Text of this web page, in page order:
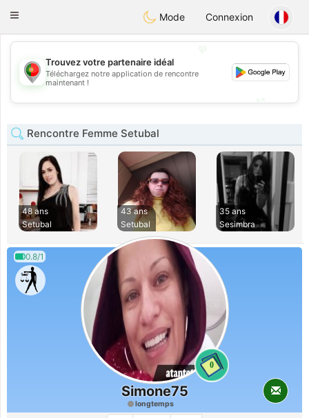
namoro Portugues
Toggle
Mode Connexion
💖
💕
Trouvez votre partenaire idéal
Téléchargez notre application de rencontre
maintenant !
Rencontre Femme Setubal
48 ans
Setubal
43 ans
Setubal
35 ans
Sesimbra
0.8/1
0
Simone75
longtemps